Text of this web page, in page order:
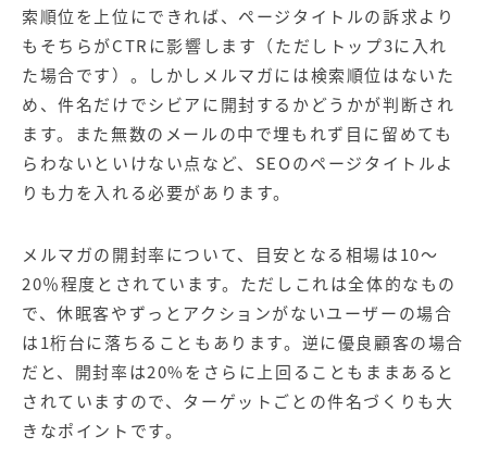
索順位を上位にできれば、ページタイトルの訴求より
もそちらがCTRに影響します（ただしトップ3に入れ
た場合です）。しかしメルマガには検索順位はないた
め、件名だけでシビアに開封するかどうかが判断され
ます。また無数のメールの中で埋もれず目に留めても
らわないといけない点など、SEOのページタイトルよ
りも力を入れる必要があります。
メルマガの開封率について、目安となる相場は10～
20％程度とされています。ただしこれは全体的なもの
で、休眠客やずっとアクションがないユーザーの場合
は1桁台に落ちることもあります。逆に優良顧客の場合
だと、開封率は20%をさらに上回ることもままあると
されていますので、ターゲットごとの件名づくりも大
きなポイントです。